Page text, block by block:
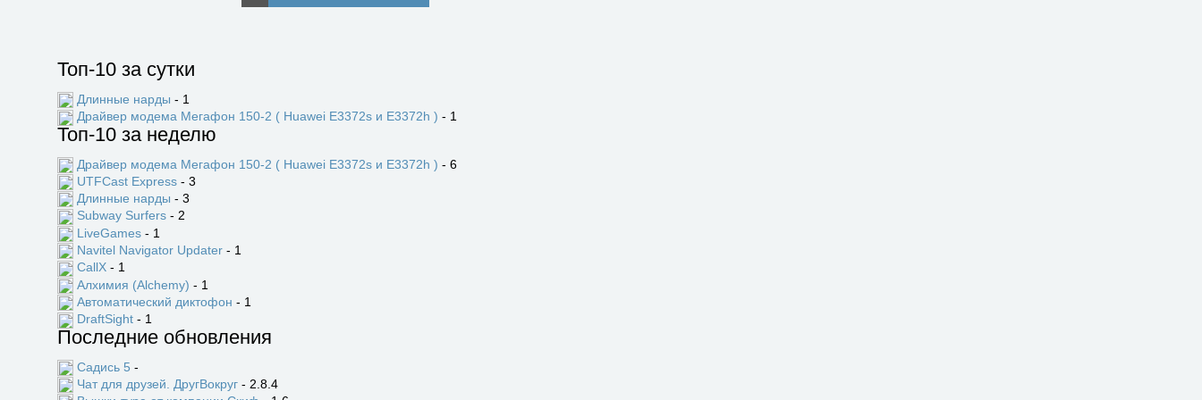
Топ-10 за сутки
Длинные нарды - 1
Драйвер модема Мегафон 150-2 ( Huawei E3372s и E3372h ) - 1
Топ-10 за неделю
Драйвер модема Мегафон 150-2 ( Huawei E3372s и E3372h ) - 6
UTFCast Express - 3
Длинные нарды - 3
Subway Surfers - 2
LiveGames - 1
Navitel Navigator Updater - 1
CallX - 1
Алхимия (Alchemy) - 1
Автоматический диктофон - 1
DraftSight - 1
Последние обновления
Садись 5 -
Чат для друзей. ДругВокруг - 2.8.4